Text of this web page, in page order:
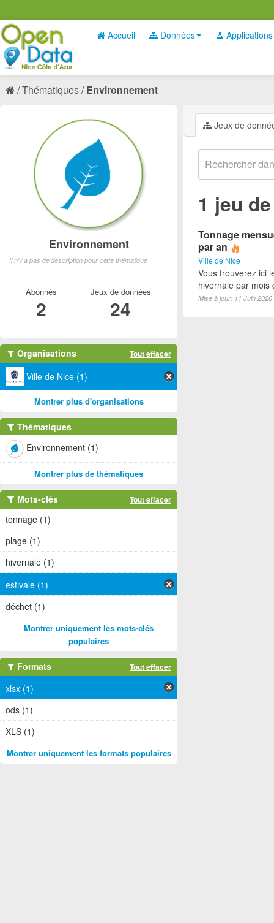
Accueil Données Applications
Thématiques Environnement
Jeux de
1 jeu
Tonnage
par an
Ville de Nice
Vous trouverez ici
hivernale par
Mise à jour: 11 Juin 2020
Environnement
Il n'y a pas de description pour cette thématique
Abonnés
2
Jeux de données
24
Organisations Tout effacer
Ville de Nice (1)
Montrer plus d'organisations
Thématiques
Environnement (1)
Montrer plus de thématiques
Mots-clés Tout effacer
tonnage (1)
plage (1)
hivernale (1)
estivale (1)
déchet (1)
Montrer uniquement les mots-clés
populaires
Formats Tout effacer
xlsx (1)
ods (1)
XLS (1)
Montrer uniquement les formats populaires